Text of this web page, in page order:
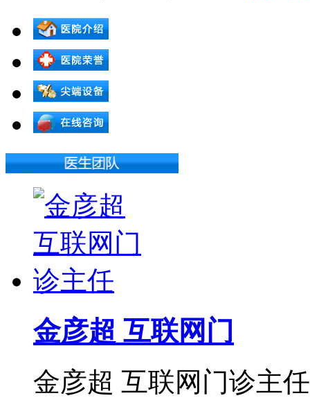
金彦超 互联网门
金彦超 互联网门诊主